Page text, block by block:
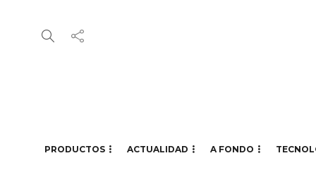
PRODUCTOS ACTUALIDAD A FONDO